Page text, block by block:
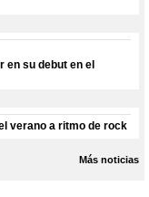
en su debut en el
verano a ritmo de rock
Más noticias